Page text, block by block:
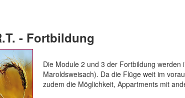
- Fortbildung
Die Module 2 und 3 der Fortbildung
Maroldsweisach). Da die Flüge weit im
zudem die Möglichkeit, Appartments mit